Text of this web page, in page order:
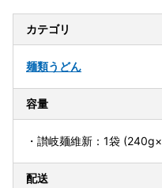
カテゴリ
麺類うどん
容量
・讃岐麺維新：1袋
配送